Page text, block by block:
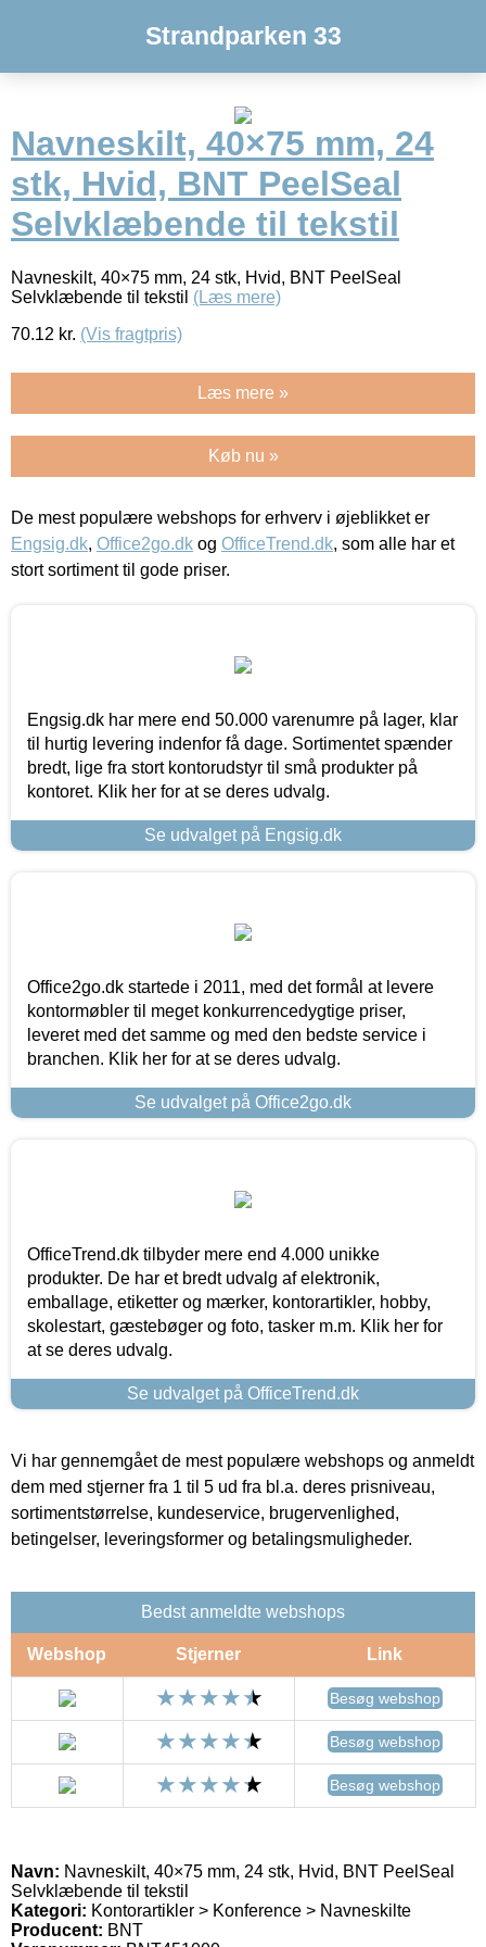
Strandparken 33
Navneskilt, 40×75 mm, 24
stk, Hvid, BNT PeelSeal
Selvklæbende til tekstil
Navneskilt, 40×75 mm, 24 stk, Hvid, BNT PeelSeal
Selvklæbende til tekstil (Læs mere)
70.12 kr. (Vis fragtpris)
Læs mere »
Køb nu »
De mest populære webshops for erhverv i øjeblikket er
Engsig.dk, Office2go.dk og OfficeTrend.dk, som alle har et
stort sortiment til gode priser.
Engsig.dk har mere end 50.000 varenumre på lager, klar
til hurtig levering indenfor få dage. Sortimentet spænder
bredt, lige fra stort kontorudstyr til små produkter på
kontoret. Klik her for at se deres udvalg.
Se udvalget på Engsig.dk
Office2go.dk startede i 2011, med det formål at levere
kontormøbler til meget konkurrencedygtige priser,
leveret med det samme og med den bedste service i
branchen. Klik her for at se deres udvalg.
Se udvalget på Office2go.dk
OfficeTrend.dk tilbyder mere end 4.000 unikke
produkter. De har et bredt udvalg af elektronik,
emballage, etiketter og mærker, kontorartikler, hobby,
skolestart, gæstebøger og foto, tasker m.m. Klik her for
at se deres udvalg.
Se udvalget på OfficeTrend.dk
Vi har gennemgået de mest populære webshops og anmeldt
dem med stjerner fra 1 til 5 ud fra bl.a. deres prisniveau,
sortimentstørrelse, kundeservice, brugervenlighed,
betingelser, leveringsformer og betalingsmuligheder.
Bedst anmeldte webshops
Webshop Stjerner Link
Besøg webshop
Besøg webshop
Besøg webshop
Navn: Navneskilt, 40×75 mm, 24 stk, Hvid, BNT PeelSeal
Selvklæbende til tekstil
Kategori: Kontorartikler > Konference > Navneskilte
Producent: BNT